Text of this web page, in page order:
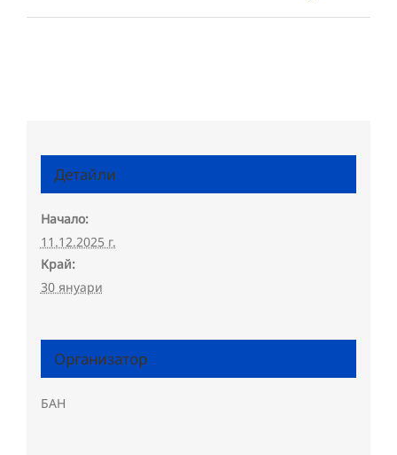
Детайли
Начало:
11.12.2025 г.
Край:
30 януари
Организатор
БАН